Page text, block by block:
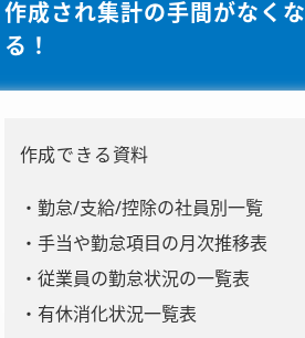
作成され集計の手間がなくな
る！
作成できる資料
勤怠/支給/控除の社員別一覧
手当や勤怠項目の月次推移表
従業員の勤怠状況の一覧表
有休消化状況一覧表